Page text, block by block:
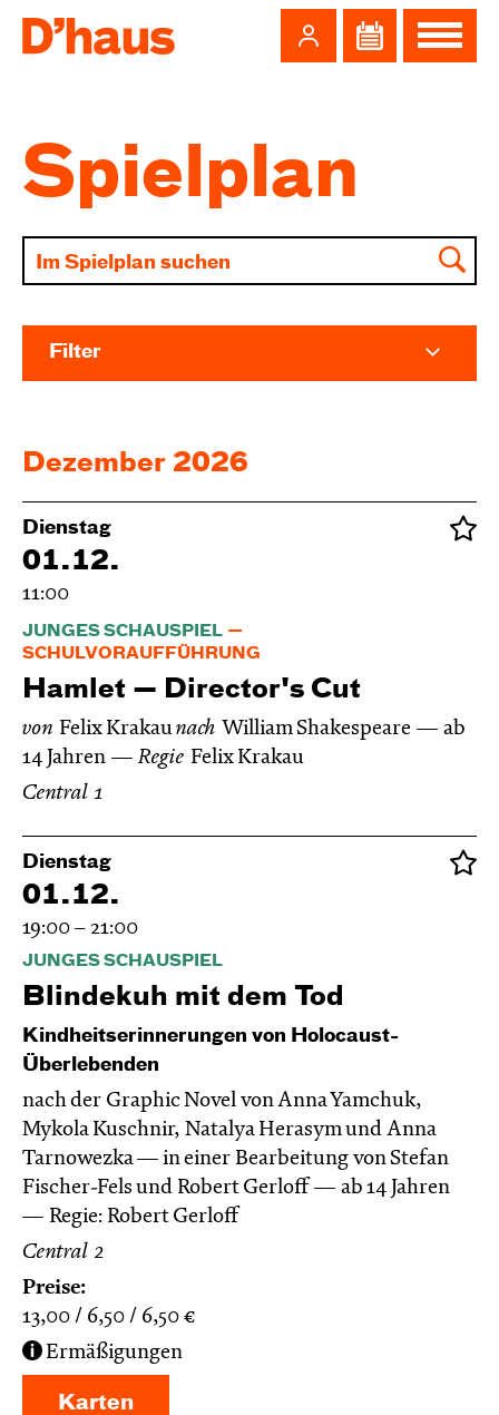
Spielplan
Filter
Dezember 2026
Dienstag
01.12.
11:00
JUNGES SCHAUSPIEL
SCHULVORAUFFÜHRUNG
Hamlet — Director's Cut
von Felix Krakaunach William Shakespeare
ab
14 Jahren
Regie Felix Krakau
Central 1
Dienstag
01.12.
19:00 – 21:00
JUNGES SCHAUSPIEL
Blinde­kuh mit dem Tod
Kindheitserinnerungen von Holocaust-
Überlebenden
nach der Graphic Novel von Anna Yamchuk,
Mykola Kuschnir, Natalya Herasym und Anna
Tarnowezka — in einer Bearbeitung von Stefan
Fischer-Fels und Robert Gerloff
ab 14 Jahren
Regie: Robert Gerloff
Central 2
Preise:
13,00
6,50 6,50 €
Ermäßigungen
Karten